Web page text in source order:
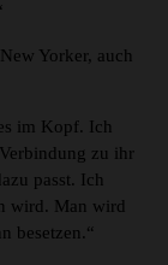
Yorker, auch
im Kopf. Ich
zu ihr
passt. Ich
wird. Man wird
besetzen.“